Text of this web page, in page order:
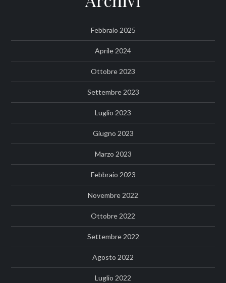
Febbraio 2025
Aprile 2024
Ottobre 2023
Settembre 2023
Luglio 2023
Giugno 2023
Marzo 2023
Febbraio 2023
Novembre 2022
Ottobre 2022
Settembre 2022
Agosto 2022
Luglio 2022